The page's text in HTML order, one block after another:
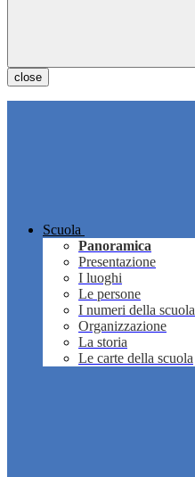
close
Scuola
Panoramica
Presentazione
I luoghi
Le persone
I numeri della scuola
Organizzazione
La storia
Le carte della scuola